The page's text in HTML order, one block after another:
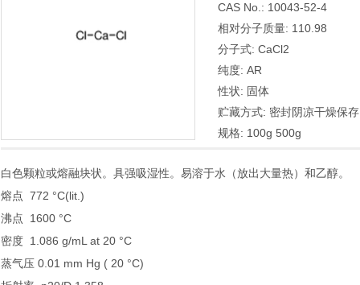
CAS No.: 10043-52-4
相对分子质量: 110.98
分子式: CaCl2
纯度: AR
性状: 固体
贮藏方式: 密封阴凉干燥保存
规格: 100g 500g
白色颗粒或熔融块状。具强吸湿性。易溶于水（放出大量热）和乙醇。
熔点 772 °C(lit.)
沸点 1600 °C
密度 1.086 g/mL at 20 °C
蒸气压 0.01 mm Hg ( 20 °C)